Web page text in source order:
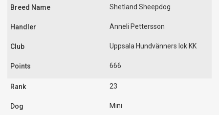
Shetland Sheepdog
Anneli Pettersson
Uppsala Hundvänners lok KK
666
23
Mini